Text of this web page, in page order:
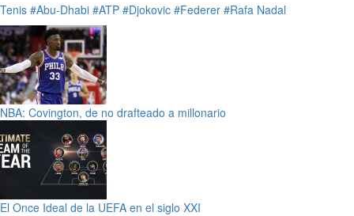
Tenis #Abu-Dhabi #ATP #Djokovic #Federer #Rafa Nadal
NBA: Covington, de no drafteado a millonario
El Once Ideal de la UEFA en el siglo XXI